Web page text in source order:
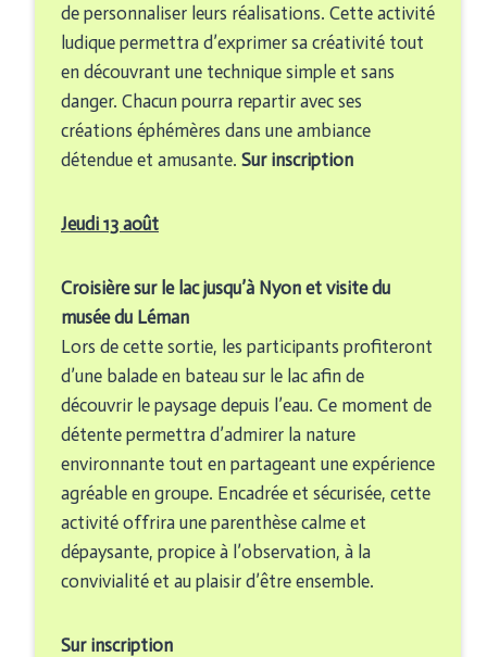
de personnaliser leurs réalisations. Cette activité
ludique permettra d’exprimer sa créativité tout
en découvrant une technique simple et sans
danger. Chacun pourra repartir avec ses
créations éphémères dans une ambiance
détendue et amusante. Sur inscription
Jeudi 13 août
Croisière sur le lac jusqu’à Nyon et visite du
musée du Léman
Lors de cette sortie, les participants profiteront
d’une balade en bateau sur le lac afin de
découvrir le paysage depuis l’eau. Ce moment de
détente permettra d’admirer la nature
environnante tout en partageant une expérience
agréable en groupe. Encadrée et sécurisée, cette
activité offrira une parenthèse calme et
dépaysante, propice à l’observation, à la
convivialité et au plaisir d’être ensemble.
Sur inscription